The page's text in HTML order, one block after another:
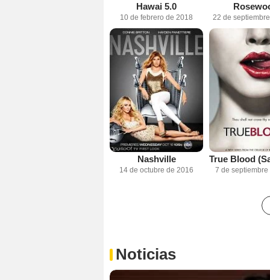
Hawai 5.0
10 de febrero de 2018 22 de
Nashville
14 de octubre de 2016 7 de septiembre
Noticias